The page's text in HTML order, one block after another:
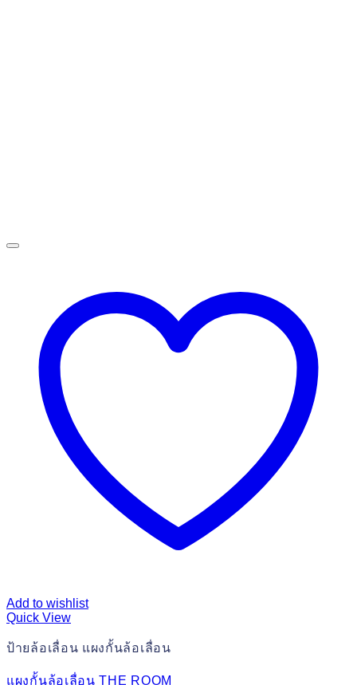
Add to wishlist
Quick View
ป้ายล้อเลื่อน แผงกั้นล้อเลื่อน
แผงกั้นล้อเลื่อน THE ROOM